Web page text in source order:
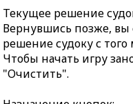
Текущее решение
Вернувшись позже,
решение судоку с
Чтобы начать игру
"Очистить".